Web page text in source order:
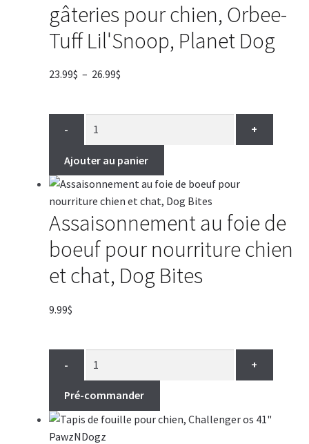
gâteries pour chien, Orbee-
Tuff Lil'Snoop, Planet Dog
23.99$ – 26.99$Plage
à
26.99$
- +
Ajouter au panier
Assaisonnement au foie de
boeuf pour nourriture chien
et chat, Dog Bites
9.99$
- +
Pré-commander